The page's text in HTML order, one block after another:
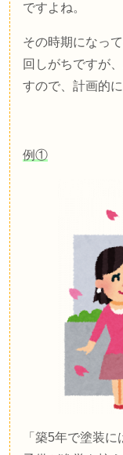
ですよね。
その時期になっ
回しがちですが
すので、計画的
例①
「築5年で塗装に